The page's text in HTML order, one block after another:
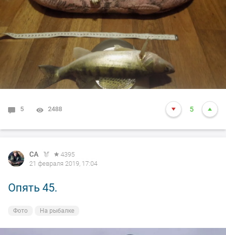
5 2488 5
СА
4395
21 февраля 2019, 17:04
Опять 45.
Фото На рыбалке